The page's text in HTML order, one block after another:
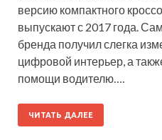
версию компактного
выпускают с 2017 года.
бренда получил слегка
цифровой интерьер, а
помощи водителю….
ЧИТАТЬ ДАЛЕЕ